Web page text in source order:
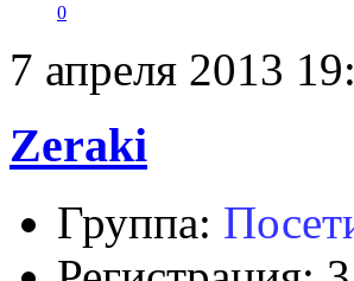
0
7 апреля 2013
Zeraki
Группа: